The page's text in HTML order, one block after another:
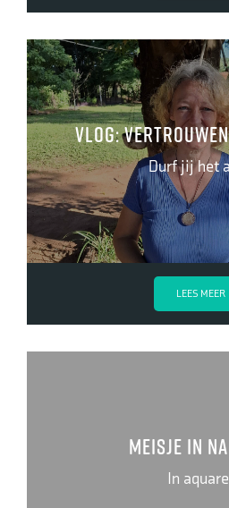
Vlog:
Durf jij het
LEES MEER
Meisje in
In